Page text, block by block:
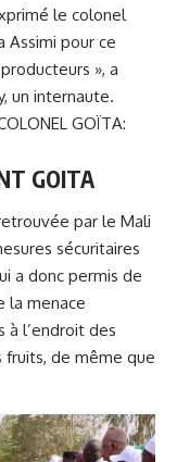
le colonel
Assimi pour ce
», a
un internaute.
GOÏTA:
GOITA
par le Mali
sécuritaires
a donc permis de
la menace
à l’endroit des
de même que